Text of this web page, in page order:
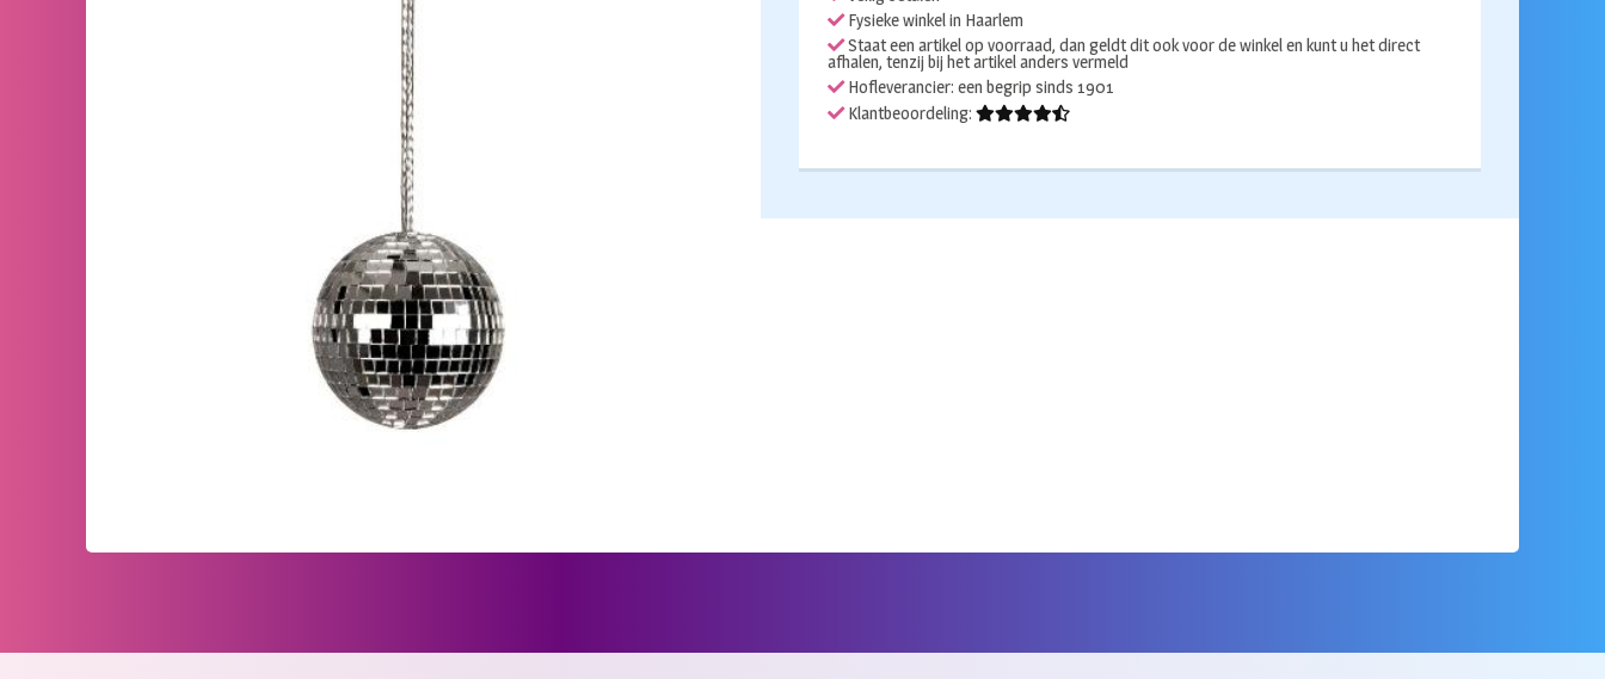
Fysieke winkel in Haarlem
Staat een artikel op voorraad, dan geldt dit ook voor de winkel en kunt u het direct
afhalen, tenzij bij het artikel anders vermeld
Hofleverancier: een begrip sinds 1901
Klantbeoordeling: